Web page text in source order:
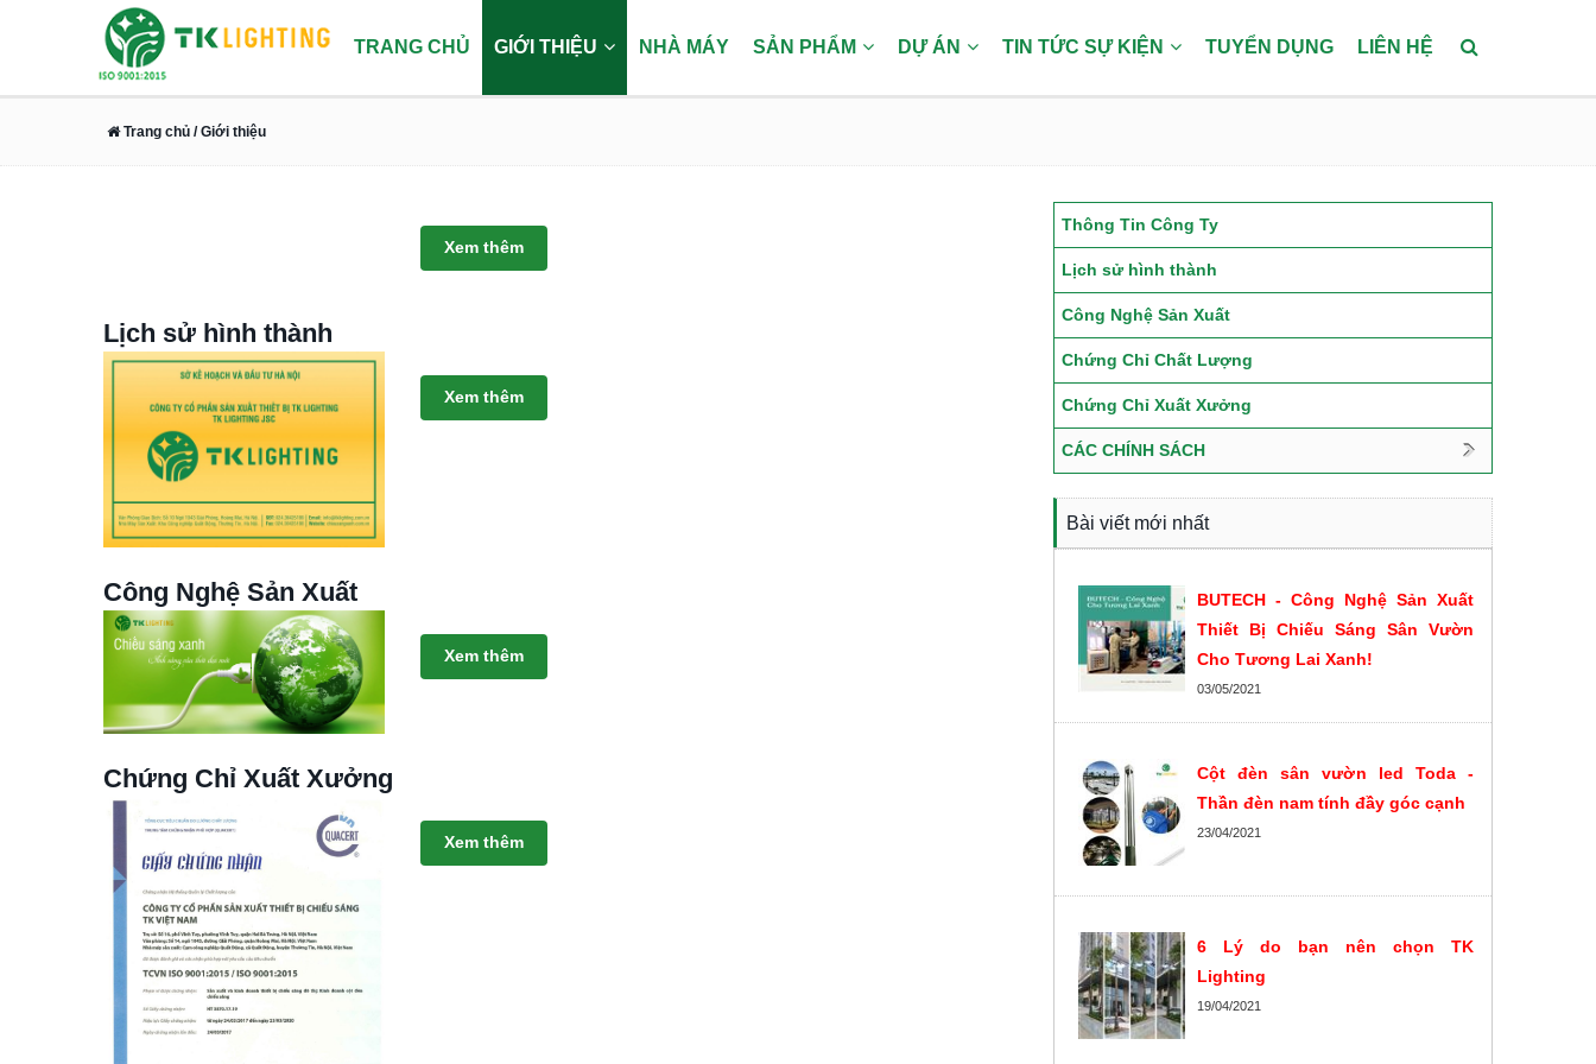
TRANG CHỦ GIỚI THIỆU NHÀ MÁY SẢN PHẨM DỰ ÁN TIN TỨC SỰ KIỆN TUYỂN DỤNG LIÊN HỆ
Trang chủ / Giới thiệu
Xem thêm
Lịch sử hình thành
Xem thêm
Công Nghệ Sản Xuất
Xem thêm
Chứng Chỉ Xuất Xưởng
Xem thêm
Thông Tin Công Ty
Lịch sử hình thành
Công Nghệ Sản Xuất
Chứng Chỉ Chất Lượng
Chứng Chỉ Xuất Xưởng
CÁC CHÍNH SÁCH
Bài viết mới nhất
BUTECH - Công Nghệ Sản Xuất
Thiết Bị Chiếu Sáng Sân Vườn
Cho Tương Lai Xanh!
03/05/2021
Cột đèn sân vườn led Toda -
Thần đèn nam tính đầy góc cạnh
23/04/2021
6 Lý do bạn nên chọn TK
Lighting
19/04/2021